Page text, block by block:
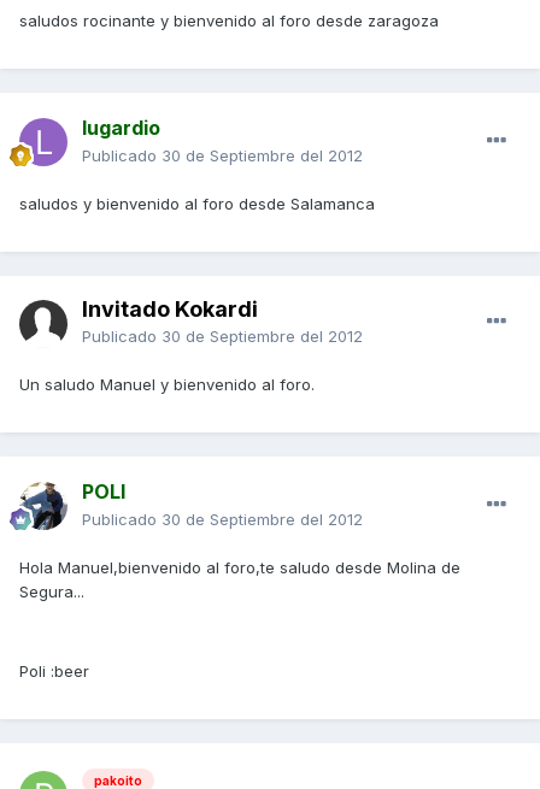
saludos rocinante y bienvenido al foro desde zaragoza
lugardio
Publicado 30 de Septiembre del 2012
saludos y bienvenido al foro desde Salamanca
Invitado Kokardi
Publicado 30 de Septiembre del 2012
Un saludo Manuel y bienvenido al foro.
POLI
Publicado 30 de Septiembre del 2012
Hola Manuel,bienvenido al foro,te saludo desde Molina de
Segura...
Poli :beer
pakoito